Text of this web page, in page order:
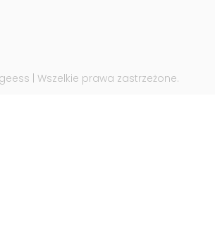
| Wszelkie prawa zastrzeżone.